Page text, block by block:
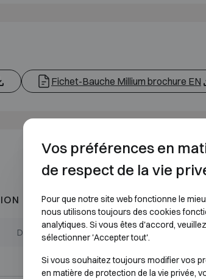
Fichet-Bauche Millium brochure EN
1
Dimensions extérieures (mm)
H495 L555 P400
Vos préférences en
de respect de la vie
Pour que notre site web fonctionne le
nous utilisons toujours des cookies
analytiques. Si vous êtes d'accord, veuillez
sélectionner 'Accepter tout'.
Si vous souhaitez toujours modifier vos
en matière de protection de la vie privée,